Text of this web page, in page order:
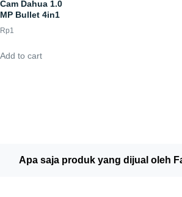
Cam Dahua 1.0
MP Bullet 4in1
Rp1
Add to cart
Apa saja produk yang dijual oleh